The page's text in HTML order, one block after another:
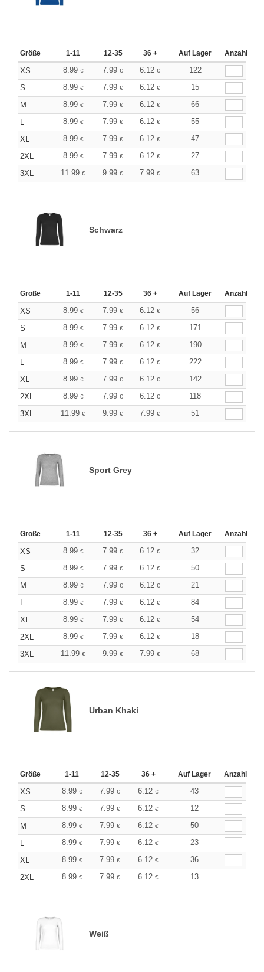
Größe 1-11 12-35 36 + Auf Lager Anzahl
XS 8.99 € 7.99 € 6.12 €
122
S
8.99 € 7.99 € 6.12 €
15
M
8.99 € 7.99 € 6.12 €
66
L
8.99 € 7.99 € 6.12 €
55
XL
8.99 € 7.99 € 6.12 €
47
2XL
8.99 € 7.99 € 6.12 €
27
3XL
11.99 € 9.99 € 7.99 € 63
Schwarz
Größe 1-11 12-35 36 + Auf Lager Anzahl
XS 8.99 € 7.99 € 6.12 €
56
S
8.99 € 7.99 € 6.12 €
171
M
8.99 € 7.99 € 6.12 €
190
L
8.99 € 7.99 € 6.12 €
222
XL
8.99 € 7.99 € 6.12 €
142
2XL
8.99 € 7.99 € 6.12 €
118
3XL
11.99 € 9.99 € 7.99 € 51
Sport Grey
Größe 1-11 12-35 36 + Auf Lager Anzahl
XS 8.99 € 7.99 € 6.12 €
32
S
8.99 € 7.99 € 6.12 €
50
M
8.99 € 7.99 € 6.12 €
21
L
8.99 € 7.99 € 6.12 €
84
XL
8.99 € 7.99 € 6.12 €
54
2XL
8.99 € 7.99 € 6.12 €
18
3XL
11.99 € 9.99 € 7.99 € 68
Urban Khaki
Größe 1-11 12-35 36 + Auf Lager Anzahl
XS 8.99 € 7.99 € 6.12 €
43
S
8.99 € 7.99 € 6.12 €
12
M
8.99 € 7.99 € 6.12 €
50
L
8.99 € 7.99 € 6.12 €
23
XL
8.99 € 7.99 € 6.12 €
36
2XL
8.99 € 7.99 € 6.12 € 13
Weiß